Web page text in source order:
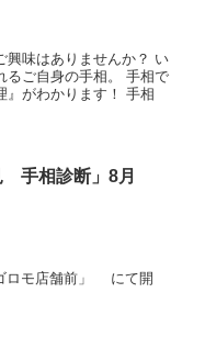
興味はありませんか？ い
るご自身の手相。 手相で
』がわかります！ 手相
手相診断」8月
モ店舗前」 にて開